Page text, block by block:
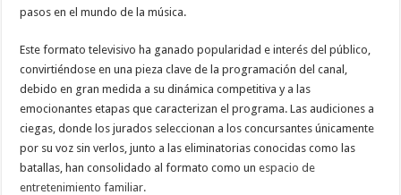
pasos en el mundo de la música.
Este formato televisivo ha ganado popularidad e interés del público,
convirtiéndose en una pieza clave de la programación del canal,
debido en gran medida a su dinámica competitiva y a las
emocionantes etapas que caracterizan el programa. Las audiciones a
ciegas, donde los jurados seleccionan a los concursantes únicamente
por su voz sin verlos, junto a las eliminatorias conocidas como las
batallas, han consolidado al formato como unespacio de
entretenimiento familiar.